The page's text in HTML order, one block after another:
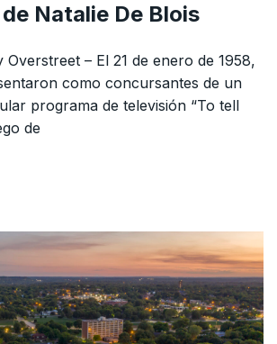
Natalie De Blois
– El 21 de enero de 1958,
como concursantes de un
programa de televisión “To tell
de